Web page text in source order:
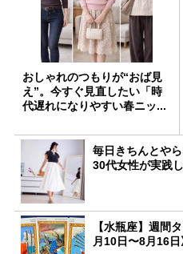
おしゃれのつもりが“おば見
え”。今すぐ見直したい「時
代遅れになりやすい春ニッ...
毎日きちんとや
30代女性が実践
【水瓶座】週間
月10日〜8月16